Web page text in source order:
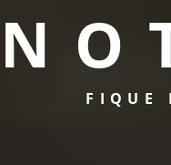
FIQUE